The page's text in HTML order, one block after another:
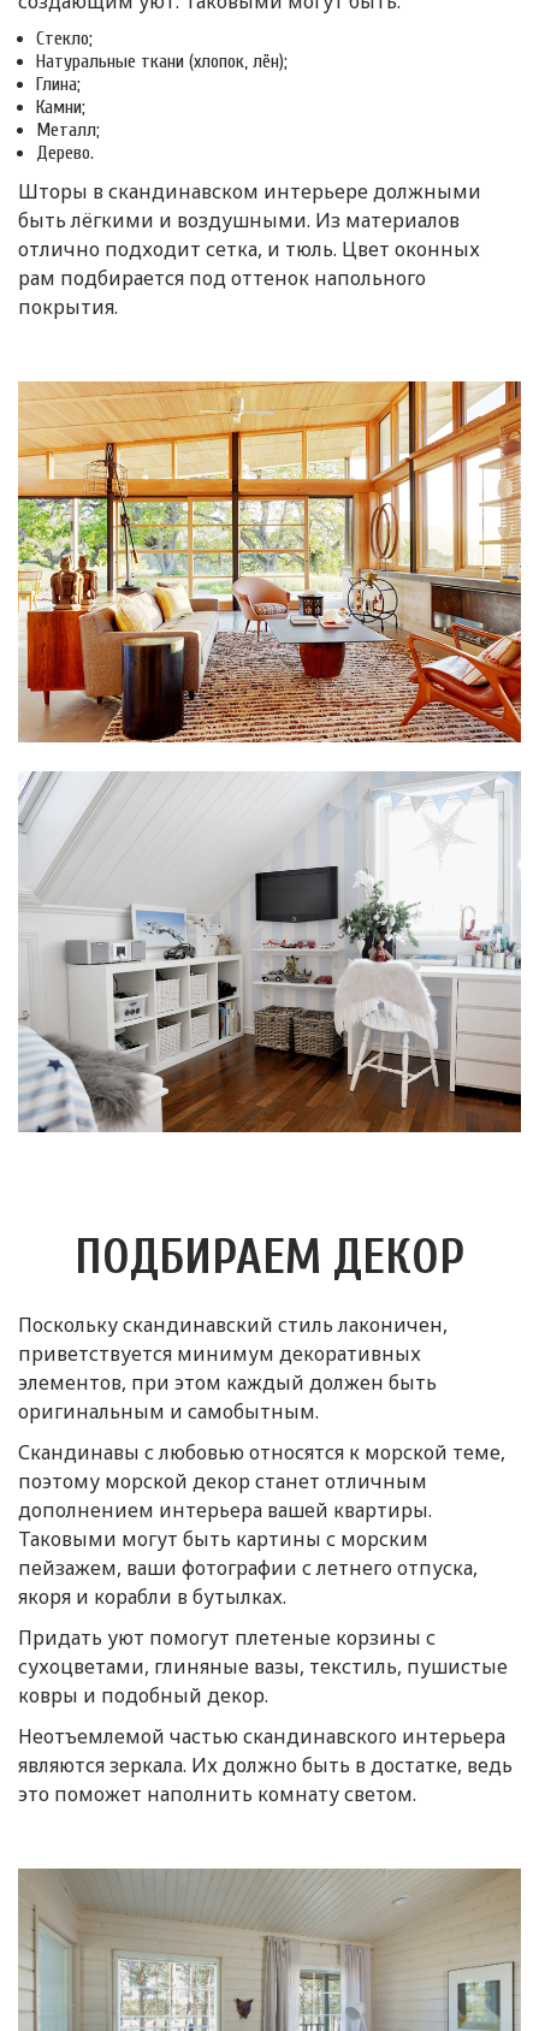
Стекло;
Натуральные ткани (хлопок, лён);
Глина;
Камни;
Металл;
Дерево.
Шторы в скандинавском интерьере должными
быть лёгкими и воздушными. Из материалов
отлично подходит сетка, и тюль. Цвет оконных
рам подбирается под оттенок напольного
покрытия.
ПОДБИРАЕМ ДЕКОР
Поскольку скандинавский стиль лаконичен,
приветствуется минимум декоративных
элементов, при этом каждый должен быть
оригинальным и самобытным.
Скандинавы с любовью относятся к морской теме,
поэтому морской декор станет отличным
дополнением интерьера вашей квартиры.
Таковыми могут быть картины с морским
пейзажем, ваши фотографии с летнего отпуска,
якоря и корабли в бутылках.
Придать уют помогут плетеные корзины с
сухоцветами, глиняные вазы, текстиль, пушистые
ковры и подобный декор.
Неотъемлемой частью скандинавского интерьера
являются зеркала. Их должно быть в достатке, ведь
это поможет наполнить комнату светом.